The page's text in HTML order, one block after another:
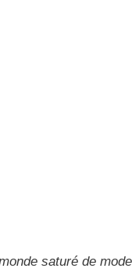
saturé de